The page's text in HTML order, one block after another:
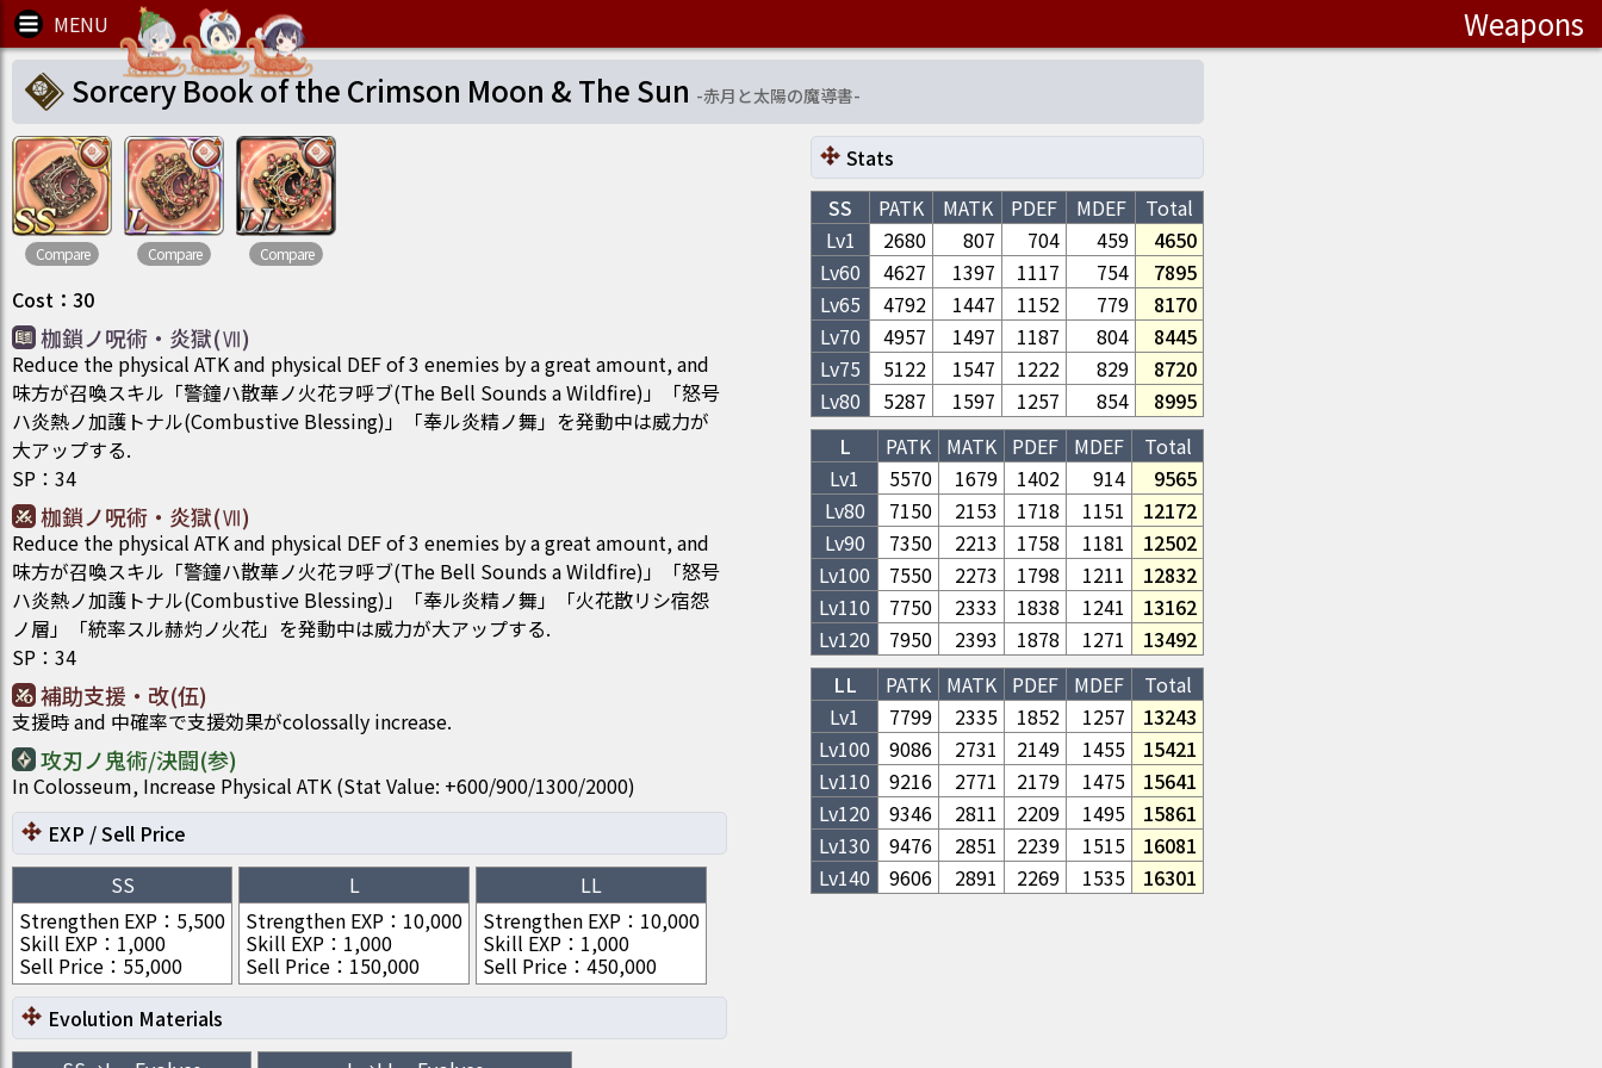
Weapons
Sorcery Book of the Crimson Moon & The Sun -赤月と太陽の魔導書-
Compare Compare Compare
Cost ： 30
枷鎖ノ呪術・炎獄(Ⅶ)
Reduce the physical ATK and physical DEF of 3 enemies by a great amount, and
味方が召喚スキル「警鐘ハ散華ノ火花ヲ呼ブ(The Bell Sounds a Wildfire)」「怒号
ハ炎熱ノ加護トナル(Combustive Blessing)」「奉ル炎精ノ舞」を発動中は威力が
大アップする.
SP ： 34
枷鎖ノ呪術・炎獄(Ⅶ)
Reduce the physical ATK and physical DEF of 3 enemies by a great amount, and
味方が召喚スキル「警鐘ハ散華ノ火花ヲ呼ブ(The Bell Sounds a Wildfire)」「怒号
ハ炎熱ノ加護トナル(Combustive Blessing)」「奉ル炎精ノ舞」「火花散リシ宿怨
ノ層」「統率スル赫灼ノ火花」を発動中は威力が大アップする.
SP ： 34
補助支援・改(伍)
支援時 and 中確率で支援効果がcolossally increase.
攻刃ノ鬼術/決闘(参)
In Colosseum, Increase Physical ATK (Stat Value: +600/900/1300/2000)
Stats
SS
PATK MATK PDEF MDEF
Total
Lv1
2680 807 704 459
4650
Lv60 4627 1397 1117 754
7895
Lv65 4792 1447 1152 779
8170
Lv70 4957 1497 1187 804
8445
Lv75 5122 1547 1222 829
8720
Lv80 5287 1597 1257 854
8995
L
PATK MATK PDEF MDEF
Total
Lv1
5570 1679 1402 914
9565
Lv80 7150 2153 1718 1151
12172
Lv90 7350 2213 1758 1181
12502
Lv100 7550 2273 1798 1211
12832
Lv110 7750 2333 1838 1241
13162
Lv120 7950 2393 1878 1271
13492
LL
PATK MATK PDEF MDEF
Total
Lv1
7799 2335 1852 1257
13243
Lv100 9086 2731 2149 1455
15421
Lv110 9216 2771 2179 1475
15641
Lv120 9346 2811 2209 1495
15861
Lv130 9476 2851 2239 1515
16081
Lv140 9606 2891 2269 1535 16301
EXP / Sell Price
SS
Strengthen EXP ： 5,500
Skill EXP ： 1,000
Sell Price ： 55,000
L
Strengthen EXP ： 10,000
Skill EXP ： 1,000
Sell Price ： 150,000
LL
Strengthen EXP ： 10,000
Skill EXP ： 1,000
Sell Price ： 450,000
Evolution Materials